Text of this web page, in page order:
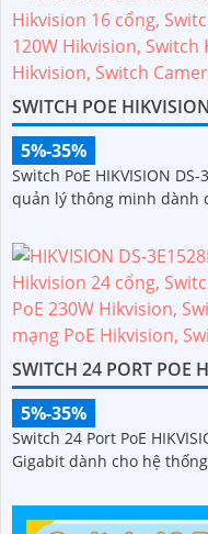
SWITCH POE
5%-35%
Switch PoE HIKVISION
quản lý thông minh dành
SWITCH 24 PORT POE
5%-35%
Switch 24 Port PoE
Gigabit dành cho hệ